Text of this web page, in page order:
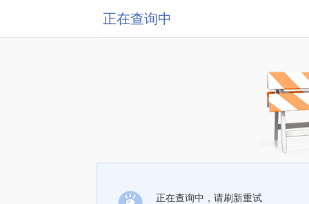
正在查询中
正在查询中，请刷新重试